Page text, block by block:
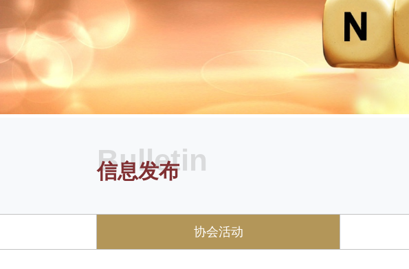
Bulletin
信息发布
协会活动